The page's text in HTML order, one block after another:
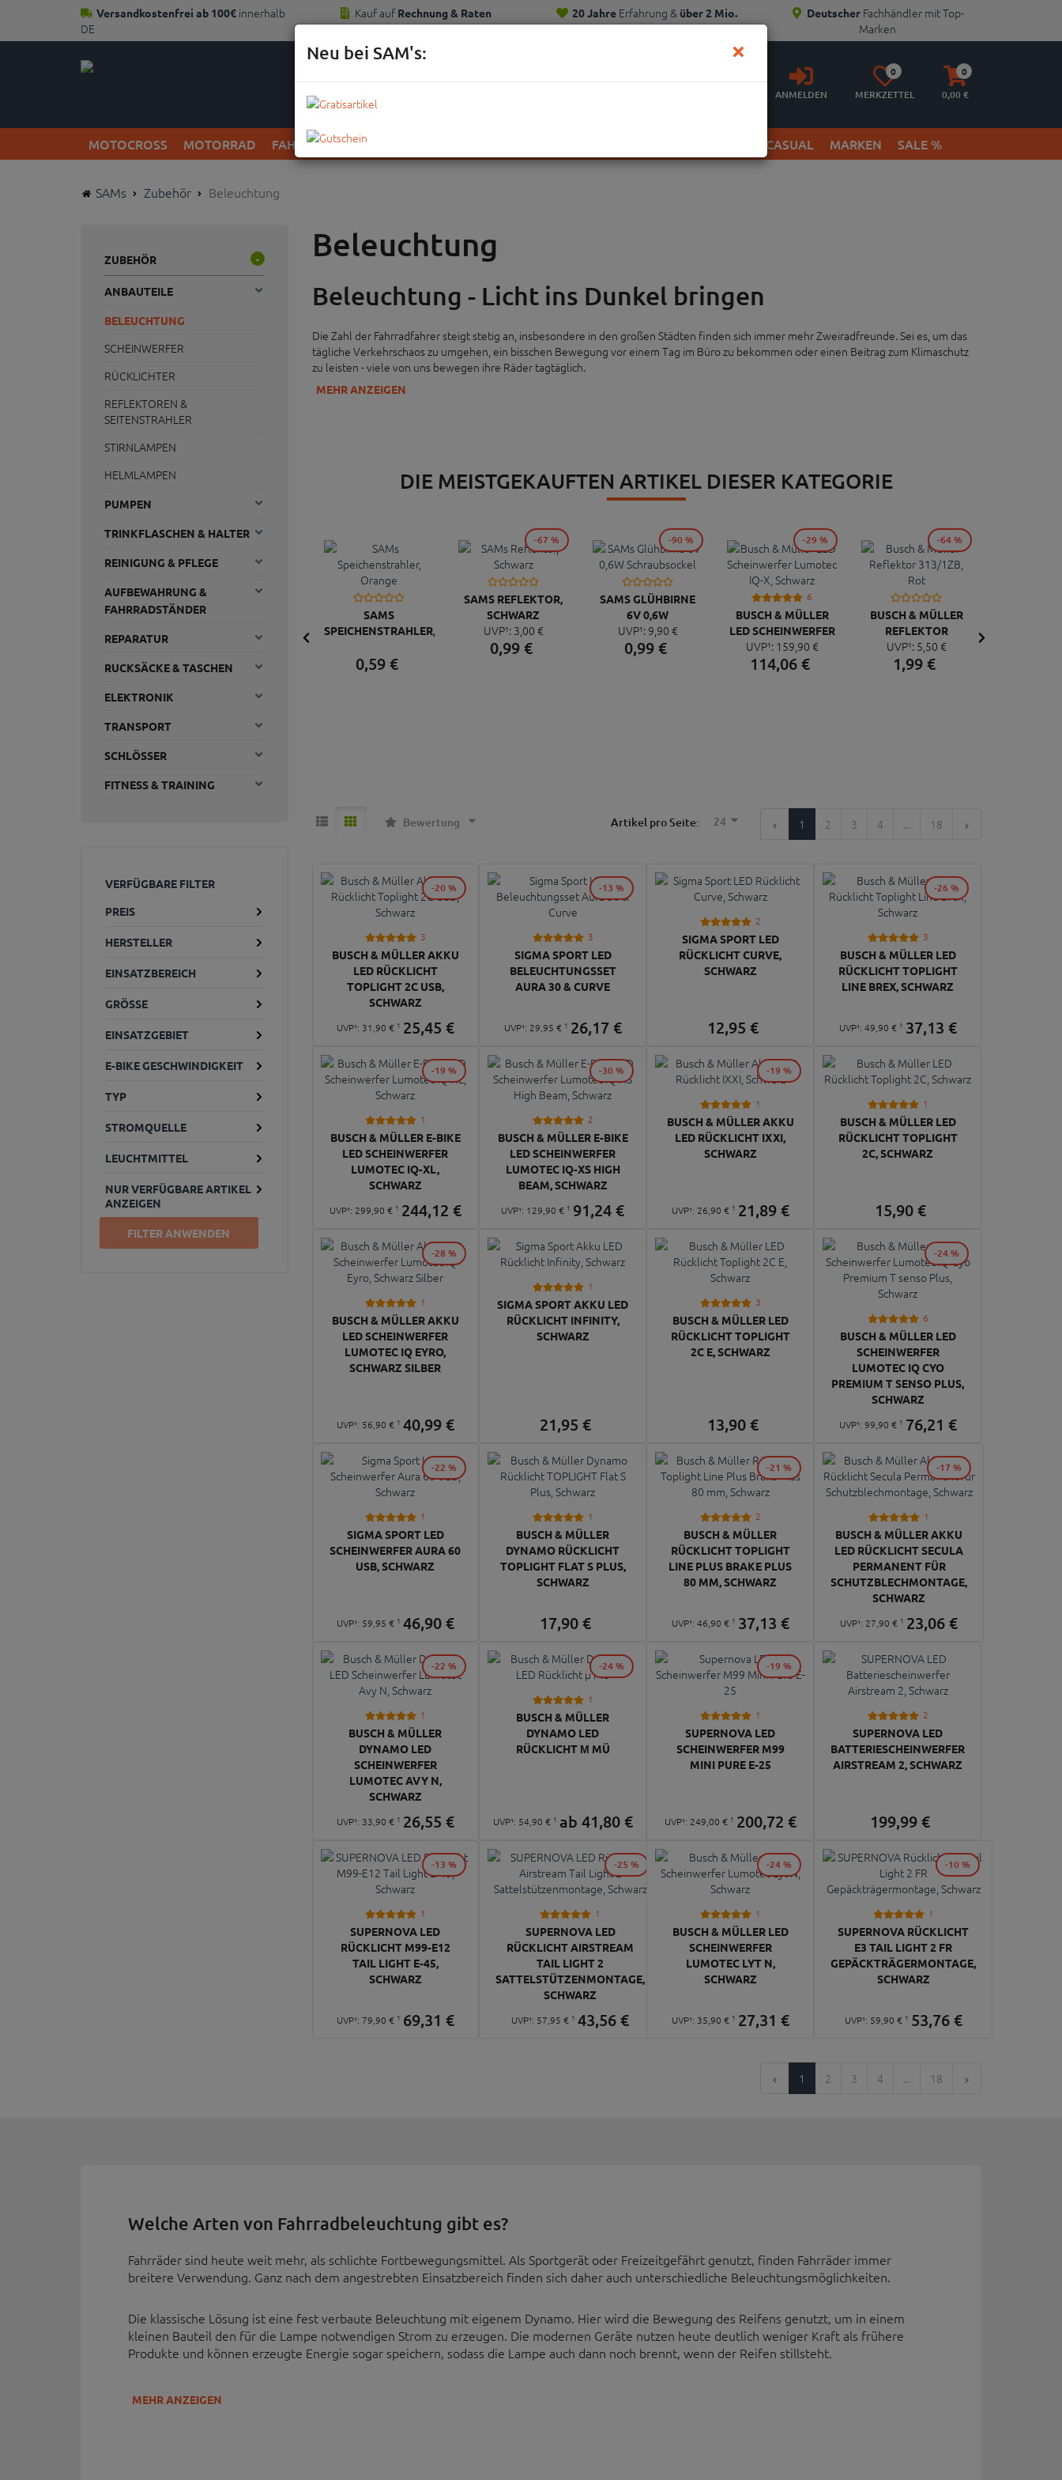
Versandkostenfrei ab 100€ innerhalb
DE
Kauf auf Rechnung & Raten 20 JahreErfahrung & über 2 Mio.
Kunden
Deutscher Fachhändler mit Top-
Marken
Anmelden
ANMELDEN
Merkzettel
aufklappen
0
MERKZETTEL
Warenkorb
aufklappen
0
0,00 €
MOTOCROSS MOTORRAD FAHRRAD KOMPLETTRÄDER STREETWEAR & CASUAL MARKEN SALE %
SAMs Zubehör Beleuchtung
ZUBEHÖR -
ANBAUTEILE
BELEUCHTUNG
SCHEINWERFER
RÜCKLICHTER
REFLEKTOREN &
SEITENSTRAHLER
STIRNLAMPEN
HELMLAMPEN
PUMPEN
TRINKFLASCHEN & HALTER
REINIGUNG & PFLEGE
AUFBEWAHRUNG &
FAHRRADSTÄNDER
REPARATUR
RUCKSÄCKE & TASCHEN
ELEKTRONIK
TRANSPORT
SCHLÖSSER
FITNESS & TRAINING
VERFÜGBARE FILTER
PREIS
HERSTELLER
EINSATZBEREICH
GRÖSSE
EINSATZGEBIET
E-BIKE GESCHWINDIGKEIT
TYP
STROMQUELLE
LEUCHTMITTEL
NUR VERFÜGBARE ARTIKEL
ANZEIGEN
FILTER ANWENDEN
Beleuchtung
Beleuchtung - Licht ins Dunkel bringen
Die Zahl der Fahrradfahrer steigt stetig an, insbesondere in den großen Städten finden sich immer mehr Zweiradfreunde. Sei es, um das
tägliche Verkehrschaos zu umgehen, ein bisschen Bewegung vor einem Tag im Büro zu bekommen oder einen Beitrag zum Klimaschutz
zu leisten - viele von uns bewegen ihre Räder tagtäglich.
MEHR ANZEIGEN
DIE MEISTGEKAUFTEN ARTIKEL DIESER KATEGORIE
SAMS
SPEICHENSTRAHLER,
0,59€
SAMS REFLEKTOR,
SCHWARZ
UVP¹: 3,00 €
0,99€
-67 %
SAMS GLÜHBIRNE
6V 0,6W
SCHRAUBSOCKEL
UVP¹: 9,90 €
0,99€
-90 %
6
BUSCH & MÜLLER
LED SCHEINWERFER
LUMOTEC IQ-X,
SCHWARZ
UVP¹: 159,90 €
114,06€
-29 %
BUSCH & MÜLLER
REFLEKTOR
313/1ZB, ROT
UVP¹: 5,50 €
1,99€
-64 %
Bewertung Artikel pro Seite: 24 1 2 3 4 ... 18
3
BUSCH & MÜLLER AKKU
LED RÜCKLICHT
TOPLIGHT 2C USB,
SCHWARZ
UVP¹: 31, 90 € 1 25,45 €
-20 %
3
SIGMA SPORT LED
BELEUCHTUNGSSET
AURA 30 & CURVE
UVP¹: 29, 95 € 1 26,17€
-13 %
2
SIGMA SPORT LED
RÜCKLICHT CURVE,
SCHWARZ
12,95 €
3
BUSCH & MÜLLER LED
RÜCKLICHT TOPLIGHT
LINE BREX, SCHWARZ
UVP¹: 49, 90 € 1 37,13 €
-26 %
1
BUSCH & MÜLLER E-BIKE
LED SCHEINWERFER
LUMOTEC IQ-XL,
SCHWARZ
UVP¹: 299, 90 € 1 244,12 €
-19 %
2
BUSCH & MÜLLER E-BIKE
LED SCHEINWERFER
LUMOTEC IQ-XS HIGH
BEAM, SCHWARZ
UVP¹: 129, 90 € 1 91,24 €
-30 %
1
BUSCH & MÜLLER AKKU
LED RÜCKLICHT IXXI,
SCHWARZ
UVP¹: 26, 90 € 1 21,89 €
-19 %
1
BUSCH & MÜLLER LED
RÜCKLICHT TOPLIGHT
2C, SCHWARZ
15,90 €
1
BUSCH & MÜLLER AKKU
LED SCHEINWERFER
LUMOTEC IQ EYRO,
SCHWARZ SILBER
UVP¹: 56, 90 € 1 40,99€
-28 %
1
SIGMA SPORT AKKU LED
RÜCKLICHT INFINITY,
SCHWARZ
21,95 €
3
BUSCH & MÜLLER LED
RÜCKLICHT TOPLIGHT
2C E, SCHWARZ
13,90 €
6
BUSCH & MÜLLER LED
SCHEINWERFER
LUMOTEC IQ CYO
PREMIUM T SENSO PLUS,
SCHWARZ
UVP¹: 99, 90 € 1 76,21 €
-24 %
1
SIGMA SPORT LED
SCHEINWERFER AURA 60
USB, SCHWARZ
UVP¹: 59, 95 € 1 46,90€
-22 %
1
BUSCH & MÜLLER
DYNAMO RÜCKLICHT
TOPLIGHT FLAT S PLUS,
SCHWARZ
17,90€
2
BUSCH & MÜLLER
RÜCKLICHT TOPLIGHT
LINE PLUS BRAKE PLUS
80 MM, SCHWARZ
UVP¹: 46, 90 € 1 37,13 €
-21 %
1
BUSCH & MÜLLER AKKU
LED RÜCKLICHT SECULA
PERMANENT FÜR
SCHUTZBLECHMONTAGE,
SCHWARZ
UVP¹: 27, 90 € 1 23,06€
-17 %
1
BUSCH & MÜLLER
DYNAMO LED
SCHEINWERFER
LUMOTEC AVY N,
SCHWARZ
UVP¹: 33, 90 € 1 26,55 €
-22 %
1
BUSCH & MÜLLER
DYNAMO LED
RÜCKLICHT Μ MÜ
UVP¹: 54, 90 € 1 ab 41,80€
-24 %
1
SUPERNOVA LED
SCHEINWERFER M99
MINI PURE E-25
UVP¹: 249, 00 € 1 200,72 €
-19 %
2
SUPERNOVA LED
BATTERIESCHEINWERFER
AIRSTREAM 2, SCHWARZ
199,99€
1
SUPERNOVA LED
RÜCKLICHT M99-E12
TAIL LIGHT E-45,
SCHWARZ
UVP¹: 79, 90 € 1 69,31 €
-13 %
1
SUPERNOVA LED
RÜCKLICHT AIRSTREAM
TAIL LIGHT 2
SATTELSTÜTZENMONTAGE,
SCHWARZ
UVP¹: 57, 95 € 1 43,56 €
-25 %
1
BUSCH & MÜLLER LED
SCHEINWERFER
LUMOTEC LYT N,
SCHWARZ
UVP¹: 35, 90 € 1 27,31 €
-24 %
1
SUPERNOVA RÜCKLICHT
E3 TAIL LIGHT 2 FR
GEPÄCKTRÄGERMONTAGE,
SCHWARZ
UVP¹: 59, 90 € 1 53,76 €
-10 %
1 2 3 4 ... 18
Welche Arten von Fahrradbeleuchtung gibt es?
Fahrräder sind heute weit mehr, als schlichte Fortbewegungsmittel. Als Sportgerät oder Freizeitgefährt genutzt, finden Fahrräder immer
breitere Verwendung. Ganz nach dem angestrebten Einsatzbereich finden sich daher auch unterschiedliche Beleuchtungsmöglichkeiten.
Die klassische Lösung ist eine fest verbaute Beleuchtung mit eigenem Dynamo. Hier wird die Bewegung des Reifens genutzt, um in einem
kleinen Bauteil den für die Lampe notwendigen Strom zu erzeugen. Die modernen Geräte nutzen heute deutlich weniger Kraft als frühere
Produkte und können erzeugte Energie sogar speichern, sodass die Lampe auch dann noch brennt, wenn der Reifen stillsteht.
MEHR ANZEIGEN
Neu bei SAM's: